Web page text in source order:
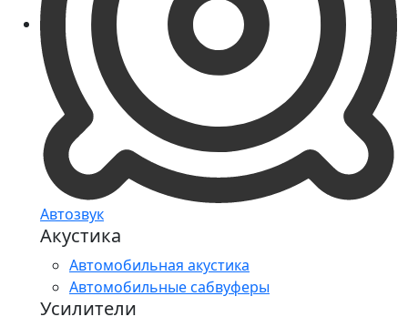
Автозвук
Акустика
Автомобильная акустика
Автомобильные сабвуферы
Усилители